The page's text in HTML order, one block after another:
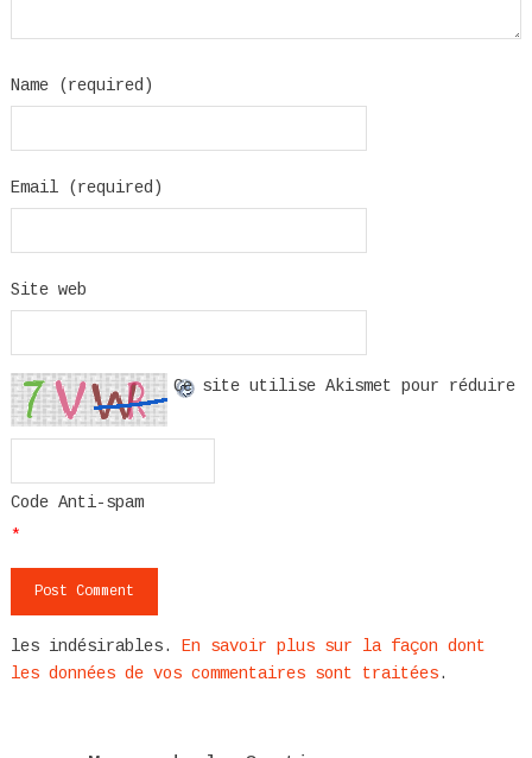
Name (required)
Email (required)
Site web
Code Anti-spam
*
Ce site utilise Akismet pour réduire
les indésirables.
En savoir plus sur la façon dont
les données de vos commentaires sont traitées.